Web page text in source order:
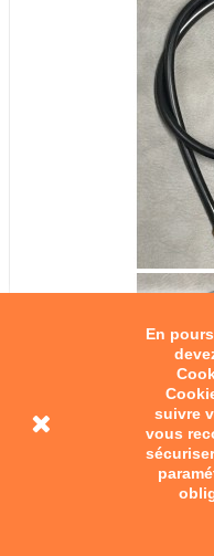
En
suivre
vous